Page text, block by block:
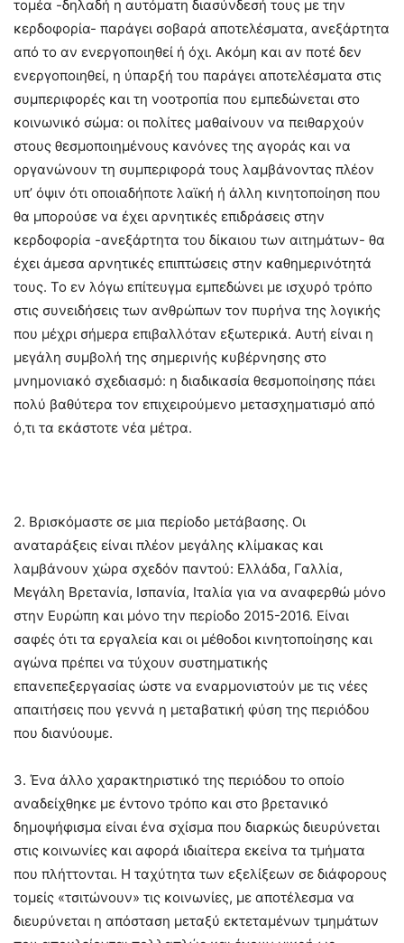
τομέα -δηλαδή η αυτόματη διασύνδεσή τους με την
κερδοφορία- παράγει σοβαρά αποτελέσματα, ανεξάρτητα
από το αν ενεργοποιηθεί ή όχι. Ακόμη και αν ποτέ δεν
ενεργοποιηθεί, η ύπαρξή του παράγει αποτελέσματα στις
συμπεριφορές και τη νοοτροπία που εμπεδώνεται στο
κοινωνικό σώμα: οι πολίτες μαθαίνουν να πειθαρχούν
στους θεσμοποιημένους κανόνες της αγοράς και να
οργανώνουν τη συμπεριφορά τους λαμβάνοντας πλέον
υπ’ όψιν ότι οποιαδήποτε λαϊκή ή άλλη κινητοποίηση που
θα μπορούσε να έχει αρνητικές επιδράσεις στην
κερδοφορία -ανεξάρτητα του δίκαιου των αιτημάτων- θα
έχει άμεσα αρνητικές επιπτώσεις στην καθημερινότητά
τους. Το εν λόγω επίτευγμα εμπεδώνει με ισχυρό τρόπο
στις συνειδήσεις των ανθρώπων τον πυρήνα της λογικής
που μέχρι σήμερα επιβαλλόταν εξωτερικά. Αυτή είναι η
μεγάλη συμβολή της σημερινής κυβέρνησης στο
μνημονιακό σχεδιασμό: η διαδικασία θεσμοποίησης πάει
πολύ βαθύτερα τον επιχειρούμενο μετασχηματισμό από
ό,τι τα εκάστοτε νέα μέτρα.
2. Βρισκόμαστε σε μια περίοδο μετάβασης. Οι
αναταράξεις είναι πλέον μεγάλης κλίμακας και
λαμβάνουν χώρα σχεδόν παντού: Ελλάδα, Γαλλία,
Μεγάλη Βρετανία, Ισπανία, Ιταλία για να αναφερθώ μόνο
στην Ευρώπη και μόνο την περίοδο 2015-2016. Είναι
σαφές ότι τα εργαλεία και οι μέθοδοι κινητοποίησης και
αγώνα πρέπει να τύχουν συστηματικής
επανεπεξεργασίας ώστε να εναρμονιστούν με τις νέες
απαιτήσεις που γεννά η μεταβατική φύση της περιόδου
που διανύουμε.
3. Ένα άλλο χαρακτηριστικό της περιόδου το οποίο
αναδείχθηκε με έντονο τρόπο και στο βρετανικό
δημοψήφισμα είναι ένα σχίσμα που διαρκώς διευρύνεται
στις κοινωνίες και αφορά ιδιαίτερα εκείνα τα τμήματα
που πλήττονται. Η ταχύτητα των εξελίξεων σε διάφορους
τομείς «τσιτώνουν» τις κοινωνίες, με αποτέλεσμα να
διευρύνεται η απόσταση μεταξύ εκτεταμένων τμημάτων